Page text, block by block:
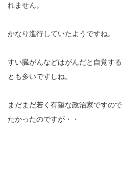
れません。
かなり進行していたようですね。
すい臓がんなどはがんだと自覚す
とも多いですしね。
まだまだ若く有望な政治家ですの
たかったのですが・・